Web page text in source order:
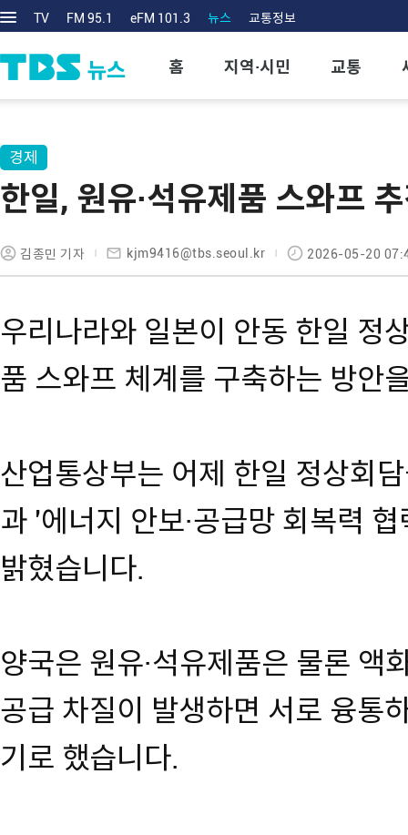
TV FM 95.1 eFM 101.3 뉴스 교통정보
홈 지역·시민 교통
경제
한일, 원유·석유제품 스와프
김종민 기자 kjm9416@tbs.seoul.kr 2026-05-20
우리나라와 일본이 안동 한일 정
품 스와프 체계를 구축하는 방안
산업통상부는 어제 한일 정상회
과 '에너지 안보·공급망 회복력
밝혔습니다.
양국은 원유·석유제품은 물론 액
공급 차질이 발생하면 서로 융통
기로 했습니다.